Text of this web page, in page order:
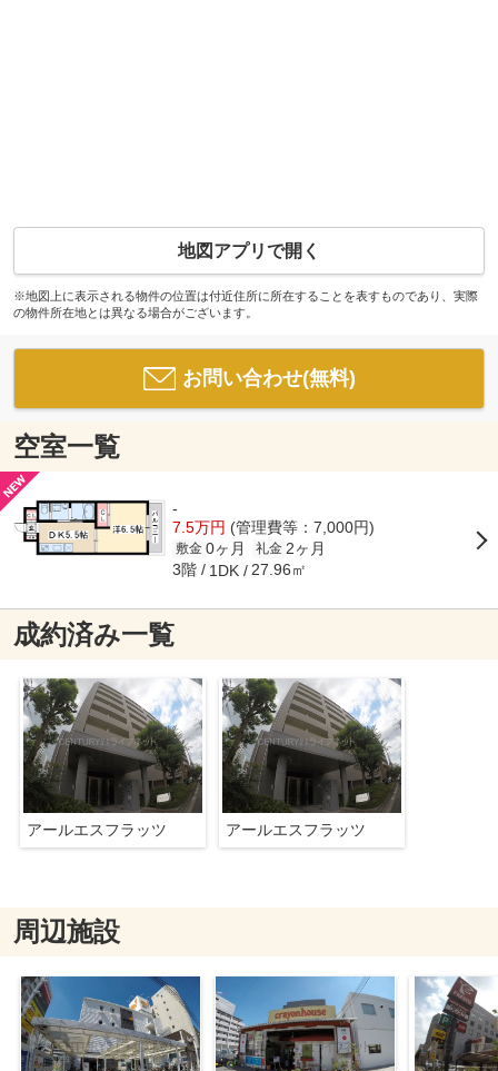
地図アプリで開く
※地図上に表示される物件の位置は付近住所に所在することを表すものであり、実際
の物件所在地とは異なる場合がございます。
お問い合わせ(無料)
空室一覧
-
7.5万円 (管理費等：7,000円)
敷金 0ヶ月 礼金 2ヶ月
3階 1DK 27.96㎡
成約済み一覧
アールエスフラッツ アールエスフラッツ
周辺施設